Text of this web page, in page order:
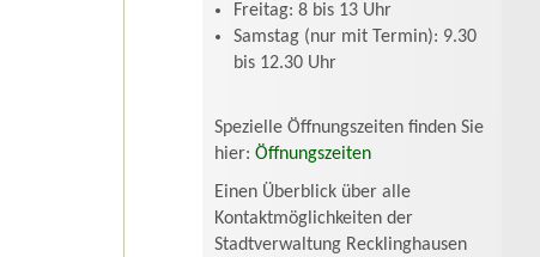
Freitag: 8 bis 13 Uhr
Samstag (nur mit Termin): 9.30
bis 12.30 Uhr
Spezielle Öffnungszeiten finden Sie
hier: Öffnungszeiten
Einen Überblick über alle
Kontaktmöglichkeiten der
Stadtverwaltung Recklinghausen